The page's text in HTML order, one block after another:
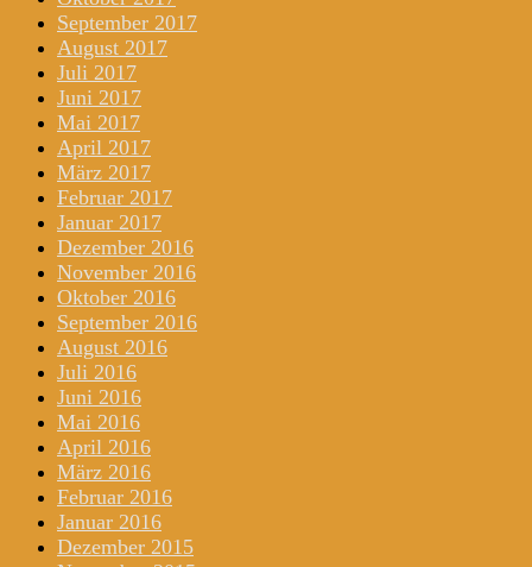
September 2017
August 2017
Juli 2017
Juni 2017
Mai 2017
April 2017
März 2017
Februar 2017
Januar 2017
Dezember 2016
November 2016
Oktober 2016
September 2016
August 2016
Juli 2016
Juni 2016
Mai 2016
April 2016
März 2016
Februar 2016
Januar 2016
Dezember 2015